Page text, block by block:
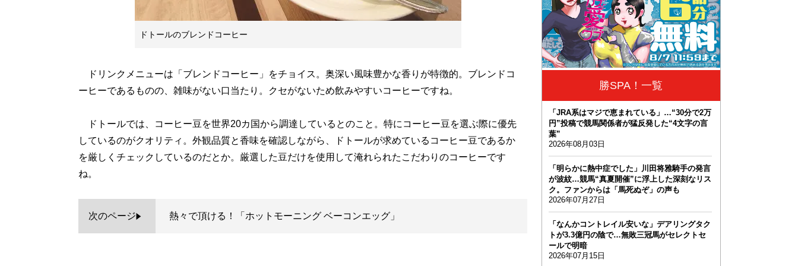
ドトールのブレンドコーヒー
ドリンクメニューは「ブレンドコーヒー」をチョイス。奥深い風味豊かな香りが特徴的。ブレンドコ
ーヒーであるものの、雑味がない口当たり。クセがないため飲みやすいコーヒーですね。
ドトールでは、コーヒー豆を世界20カ国から調達しているとのこと。特にコーヒー豆を選ぶ際に優先
しているのがクオリティ。外観品質と香味を確認しながら、ドトールが求めているコーヒー豆であるか
を厳しくチェックしているのだとか。厳選した豆だけを使用して淹れられたこだわりのコーヒーです
ね。
次のページ 熱々で頂ける！「ホットモーニング ベーコンエッグ」
勝SPA！一覧
「JRA系はマジで恵まれている」…“30分で2万
円”投稿で競馬関係者が猛反発した“4文字の言
葉”
2026年08月03日
「明らかに熱中症でした」川田将雅騎手の発言
が波紋…競馬“真夏開催”に浮上した深刻なリス
ク。ファンからは「馬死ぬぞ」の声も
2026年07月27日
「なんかコントレイル安いな」デアリングタク
トが3.3億円の陰で…無敗三冠馬がセレクトセ
ールで明暗
2026年07月15日